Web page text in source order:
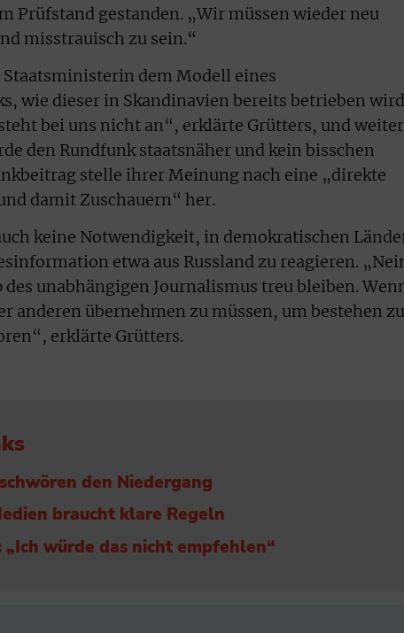
Prüfstand gestanden. „Wir müssen wieder neu
misstrauisch zu sein.“
dem Modell eines
wie dieser in Skandinavien bereits betrieben
bei uns nicht an“, erklärte Grütters, und
den Rundfunk staatsnäher und kein bisschen
stelle ihrer Meinung nach eine „direkte
damit Zuschauern“ her.
keine Notwendigkeit, in demokratischen
etwa aus Russland zu reagieren.
unabhängigen Journalismus treu bleiben.
anderen übernehmen zu müssen, um bestehen zu
erklärte Grütters.
den Niedergang
braucht klare Regeln
„Ich würde das nicht empfehlen“